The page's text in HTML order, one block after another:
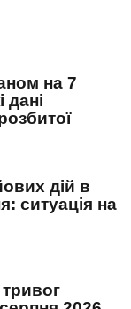
на 7
дані
дій в
ситуація на